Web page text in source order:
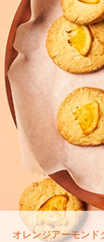
オレンジアーモンド